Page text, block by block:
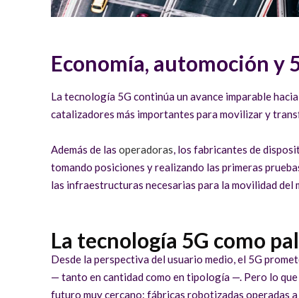
Economía, automoción y
La tecnología 5G continúa un avance imparable
catalizadores más importantes para movilizar y
Además de las operadoras, los fabricantes de
tomando posiciones y realizando las primeras
las infraestructuras necesarias para la movilidad del
La tecnología 5G como
Desde la perspectiva del usuario medio, el 5G
— tanto en cantidad como en tipología —. Pero lo que
futuro muy cercano: fábricas robotizadas operadas